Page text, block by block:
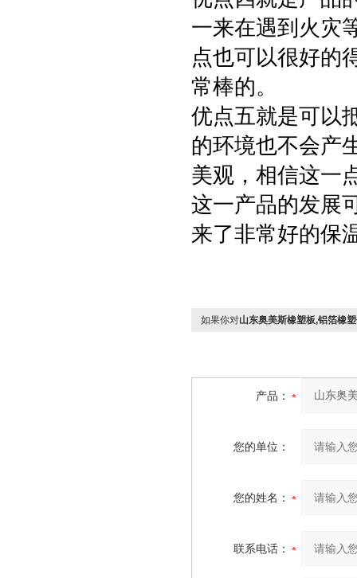
一来在遇到火灾
点也可以很好的
常棒的。
优点五就是可以
的环境也不会产
美观，相信这一
这一产品的发展
来了非常好的保
如果你对山东奥美斯橡塑板,铝箔橡
产品：
您的单位：
您的姓名：
联系电话：